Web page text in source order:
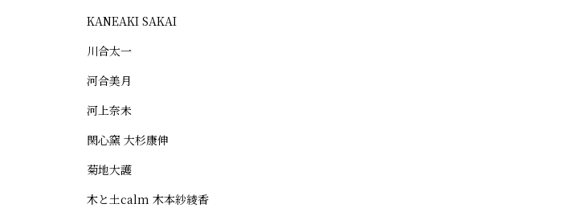
KANEAKI SAKAI
川合太一
河合美月
河上奈未
閑心窯 大杉康伸
菊地大護
木と土calm 木本紗綾香